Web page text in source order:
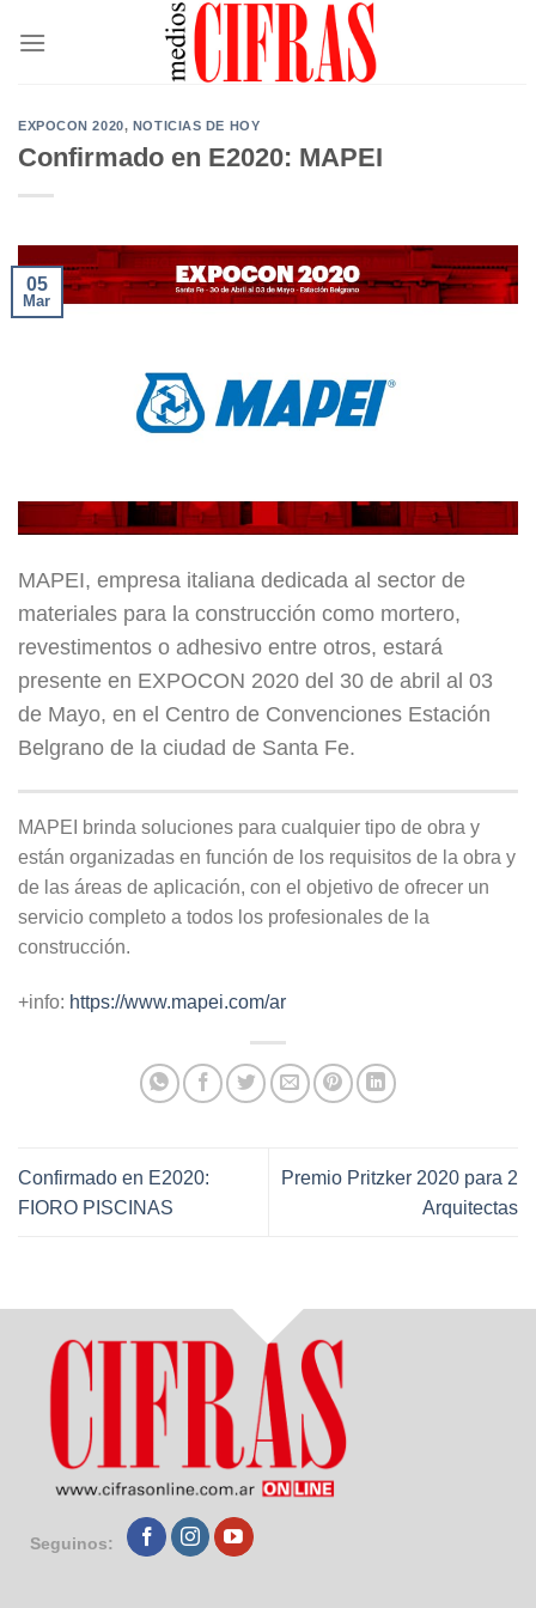
EXPOCON 2020, NOTICIAS DE HOY
Confirmado en E2020: MAPEI
05
Mar
MAPEI, empresa italiana dedicada al sector de
materiales para la construcción como mortero,
revestimentos o adhesivo entre otros, estará
presente en EXPOCON 2020 del 30 de abril al 03
de Mayo, en el Centro de Convenciones Estación
Belgrano de la ciudad de Santa Fe.
MAPEI brinda soluciones para cualquier tipo de obra y
están organizadas en función de los requisitos de la obra y
de las áreas de aplicación, con el objetivo de ofrecer un
servicio completo a todos los profesionales de la
construcción.
+info: https://www.mapei.com/ar
Confirmado en E2020:
FIORO PISCINAS
Premio Pritzker 2020 para 2
Arquitectas
Seguinos: